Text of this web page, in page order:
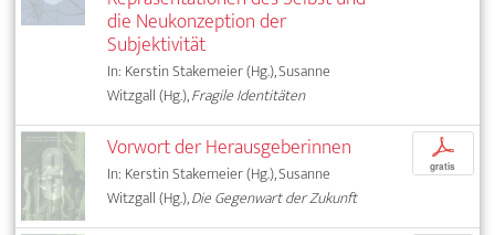
die Neukonzeption der
Subjektivität
In: Kerstin Stakemeier (Hg.), Susanne
Witzgall (Hg.),Fragile Identitäten
Vorwort der Herausgeberinnen
In: Kerstin Stakemeier (Hg.), Susanne
Witzgall (Hg.),Die Gegenwart der Zukunft
p
gratis